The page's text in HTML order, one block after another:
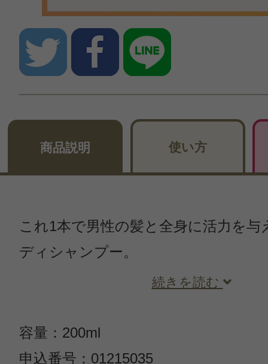
商品説明 使い方
これ1本で男性の髪と全身に活力を与
ディシャンプー。
続きを読む
容量：200ml
申込番号：01215035